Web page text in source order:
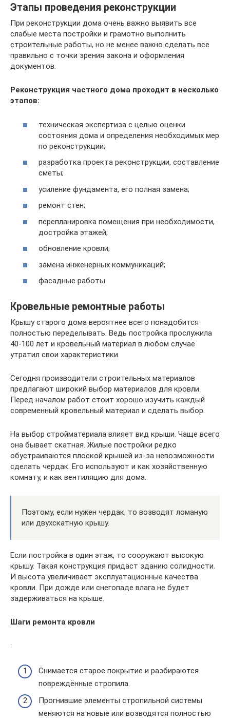
Этапы проведения реконструкции
При реконструкции дома очень важно выявить все
слабые места постройки и грамотно выполнить
строительные работы, но не менее важно сделать все
правильно с точки зрения закона и оформления
документов.
Реконструкция частного дома проходит в несколько
этапов:
техническая экспертиза с целью оценки
состояния дома и определения необходимых мер
по реконструкции;
разработка проекта реконструкции, составление
сметы;
усиление фундамента, его полная замена;
ремонт стен;
перепланировка помещения при необходимости,
достройка этажей;
обновление кровли;
замена инженерных коммуникаций;
фасадные работы.
Кровельные ремонтные работы
Крышу старого дома вероятнее всего понадобится
полностью переделывать. Ведь постройка прослужила
40-100 лет и кровельный материал в любом случае
утратил свои характеристики.
Сегодня производители строительных материалов
предлагают широкий выбор материалов для кровли.
Перед началом работ стоит хорошо изучить каждый
современный кровельный материал и сделать выбор.
На выбор стройматериала влияет вид крыши. Чаще всего
она бывает скатная. Жилые постройки редко
обустраиваются плоской крышей из-за невозможности
сделать чердак. Его используют и как хозяйственную
комнату, и как вентиляцию для дома.
Поэтому, если нужен чердак, то возводят ломаную
или двухскатную крышу.
Если постройка в один этаж, то сооружают высокую
крышу. Такая конструкция придаст зданию солидности.
И высота увеличивает эксплуатационные качества
кровли. При дожде или снегопаде влага не будет
задерживаться на крыше.
Шаги ремонта кровли
:
Снимается старое покрытие и разбираются
повреждённые стропила.
Прогнившие элементы стропильной системы
меняются на новые или возводятся полностью